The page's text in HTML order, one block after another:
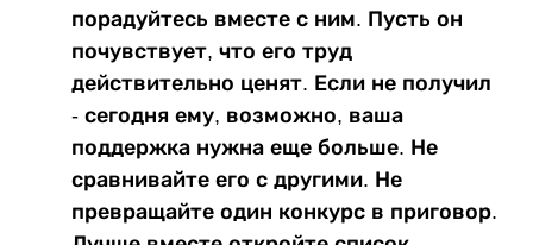
порадуйтесь вместе с ним. Пусть он
почувствует, что его труд
действительно ценят. Если не получил
- сегодня ему, возможно, ваша
поддержка нужна еще больше. Не
сравнивайте его с другими. Не
превращайте один конкурс в приговор.